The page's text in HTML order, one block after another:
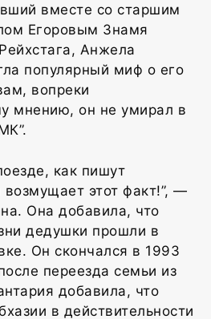
вместе со старшим
Егоровым Знамя
Анжела
популярный миф о его
вопреки
мнению, он не умирал в
как пишут
этот факт!”, —
Она добавила, что
дедушки прошли в
Он скончался в 1993
переезда семьи из
добавила, что
в действительности